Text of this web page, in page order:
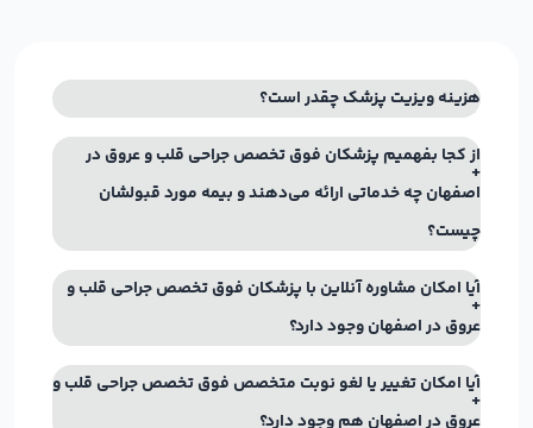
هزینه ویزیت پزشک چقدر است؟
از کجا بفهمیم پزشکان فوق تخصص جراحی قلب و عروق در
اصفهان چه خدماتی ارائه می‌دهند و بیمه مورد قبولشان
چیست؟
آیا امکان مشاوره آنلاین با پزشکان فوق تخصص جراحی قلب و
عروق در اصفهان وجود دارد؟
آیا امکان تغییر یا لغو نوبت متخصص فوق تخصص جراحی قلب و
عروق در اصفهان هم وجود دارد؟